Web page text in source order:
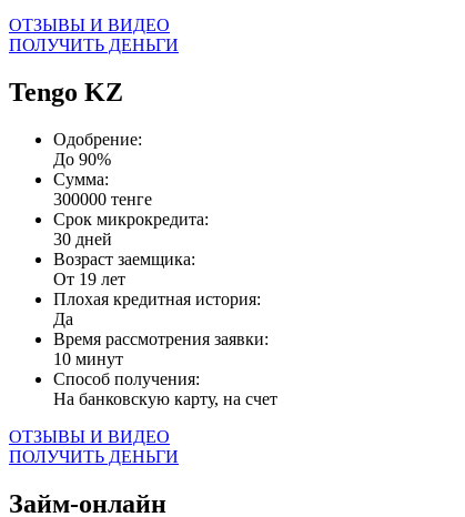
ОТЗЫВЫ И ВИДЕО
ПОЛУЧИТЬ ДЕНЬГИ
Tengo KZ
Одобрение:
До 90%
Сумма:
300000 тенге
Срок микрокредита:
30 дней
Возраст заемщика:
От 19 лет
Плохая кредитная история:
Да
Время рассмотрения заявки:
10 минут
Способ получения:
На банковскую карту, на счет
ОТЗЫВЫ И ВИДЕО
ПОЛУЧИТЬ ДЕНЬГИ
Займ-онлайн